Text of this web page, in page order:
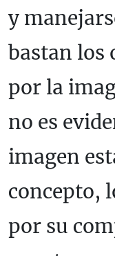
y
bastan los
por la
no es
imagen
concepto,
por su